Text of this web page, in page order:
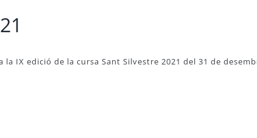
IX edició de la cursa Sant Silvestre 2021 del 31 de